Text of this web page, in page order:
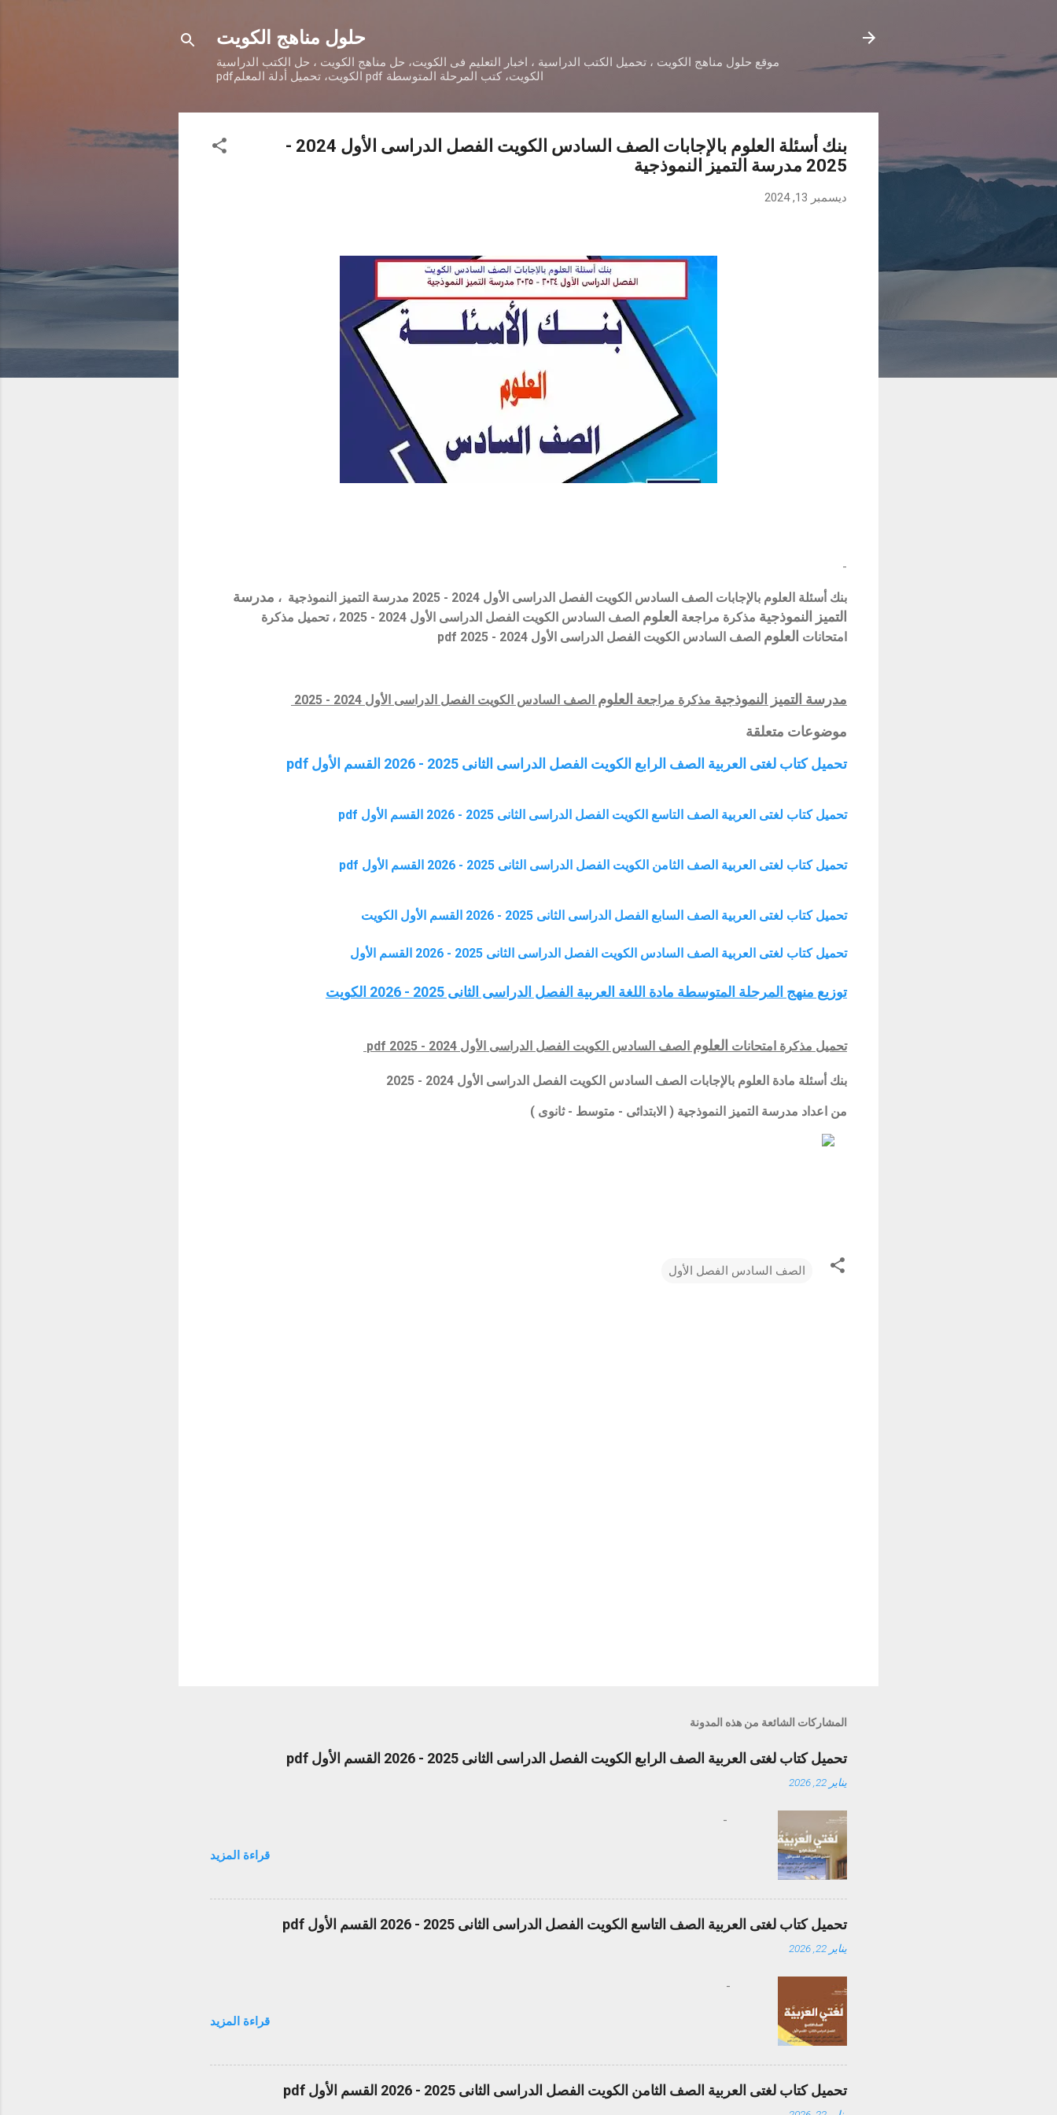
حلول مناهج الكويت
موقع حلول مناهج الكويت ، تحميل الكتب الدراسية ، اخبار التعليم فى الكويت، حل مناهج الكويت ، حل الكتب الدراسية
الكويت، كتب المرحلة المتوسطة pdf الكويت، تحميل أدلة المعلمpdf
بنك أسئلة العلوم بالإجابات الصف السادس الكويت الفصل الدراسى الأول 2024 -
2025 مدرسة التميز النموذجية
ديسمبر 13, 2024
-
بنك أسئلة العلوم بالإجابات الصف السادس الكويت الفصل الدراسى الأول 2024 - 2025 مدرسة التميز النموذجية ، مدرسة
التميز النموذجية مذكرة مراجعة العلوم الصف السادس الكويت الفصل الدراسى الأول 2024 - 2025 ، تحميل مذكرة
امتحانات العلوم الصف السادس الكويت الفصل الدراسى الأول 2024 - 2025 pdf
مدرسة التميز النموذجية مذكرة مراجعة العلوم الصف السادس الكويت الفصل الدراسى الأول 2024 - 2025
موضوعات متعلقة
تحميل كتاب لغتى العربية الصف الرابع الكويت الفصل الدراسى الثانى 2025 - 2026 القسم الأول pdf
تحميل كتاب لغتى العربية الصف التاسع الكويت الفصل الدراسى الثانى 2025 - 2026 القسم الأول pdf
تحميل كتاب لغتى العربية الصف الثامن الكويت الفصل الدراسى الثانى 2025 - 2026 القسم الأول pdf
تحميل كتاب لغتى العربية الصف السابع الفصل الدراسى الثانى 2025 - 2026 القسم الأول الكويت
تحميل كتاب لغتى العربية الصف السادس الكويت الفصل الدراسى الثانى 2025 - 2026 القسم الأول
توزيع منهج المرحلة المتوسطة مادة اللغة العربية الفصل الدراسى الثانى 2025 - 2026 الكويت
تحميل مذكرة امتحانات العلوم الصف السادس الكويت الفصل الدراسى الأول 2024 - 2025 pdf
بنك أسئلة مادة العلوم بالإجابات الصف السادس الكويت الفصل الدراسى الأول 2024 - 2025
من اعداد مدرسة التميز النموذجية ( الابتدائى - متوسط - ثانوى )
الصف السادس الفصل الأول
المشاركات الشائعة من هذه المدونة
تحميل كتاب لغتى العربية الصف الرابع الكويت الفصل الدراسى الثانى 2025 - 2026 القسم الأول pdf
يناير 22, 2026
-
قراءة المزيد
تحميل كتاب لغتى العربية الصف التاسع الكويت الفصل الدراسى الثانى 2025 - 2026 القسم الأول pdf
يناير 22, 2026
-
قراءة المزيد
تحميل كتاب لغتى العربية الصف الثامن الكويت الفصل الدراسى الثانى 2025 - 2026 القسم الأول pdf